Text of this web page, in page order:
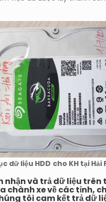
dữ liệu HDD cho KH tại Hải
nhận và trả dữ liệu trên
chành xe về các tỉnh,
tôi cam kết trả dữ